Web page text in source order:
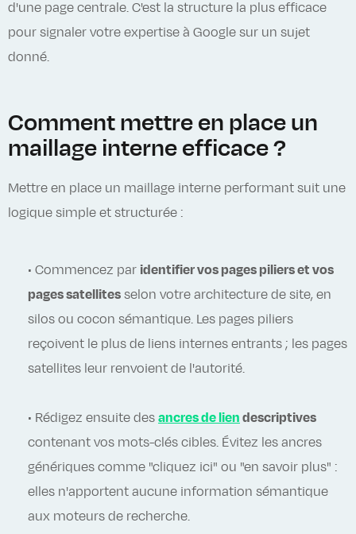
d'une page centrale. C'est la structure la plus efficace
pour signaler votre expertise à Google sur un sujet
donné.
Comment mettre en place un
maillage interne efficace ?
Mettre en place un maillage interne performant suit une
logique simple et structurée :
• Commencez par identifier vos pages piliers et vos
pages satellites selon votre architecture de site, en
silos ou cocon sémantique. Les pages piliers
reçoivent le plus de liens internes entrants ; les pages
satellites leur renvoient de l'autorité.
• Rédigez ensuite des ancres de lien descriptives
contenant vos mots-clés cibles. Évitez les ancres
génériques comme "cliquez ici" ou "en savoir plus" :
elles n'apportent aucune information sémantique
aux moteurs de recherche.